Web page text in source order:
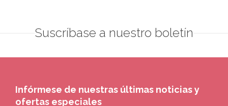
Suscríbase a nuestro boletín
Infórmese de nuestras últimas noticias y
ofertas especiales